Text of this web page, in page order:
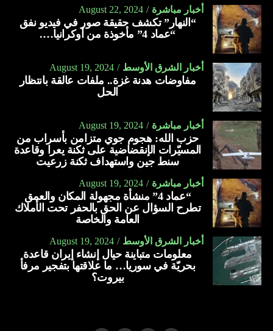
أخبار مباشرة August 22, 2024
“النهار” تكشف حقيقة صور في فيديو نفق
“عماد 4” مأخوذة من أوكرانيا….
أخبار الشرق الأوسط August 19, 2024
مفاوضات هدنة غزة.. ملفات عالقة بانتظار
الحل
أخبار مباشرة August 19, 2024
حزب الله: هجوم جوي متزامن بأسراب من
المسيّرات الإنقضاضية على ثكنة يعرا وقاعدة
سنط جين واستهداف ثكنة زرعيت
أخبار مباشرة August 19, 2024
“عماد 4” منشأة مجهولة المكان والعمق
تطرح السؤال عن الحق بالحفر تحت الأملاك
العامة والخاصة
أخبار الشرق الأوسط August 19, 2024
معلومات متباينة حيال إنشاء إيران قاعدة
بحريّة في سوريا… ما علاقتها بتفجير مرفأ
بيروت؟